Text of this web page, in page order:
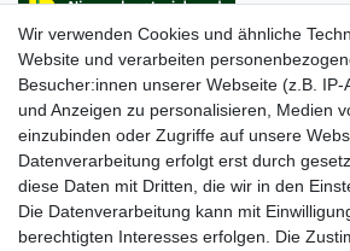
Social Media
Wir verwenden Cookies und ähnliche
Website und verarbeiten
Besucher:innen unserer Webseite (z.B.
und Anzeigen zu personalisieren, Medien
einzubinden oder Zugriffe auf unsere
Datenverarbeitung erfolgt erst durch
diese Daten mit Dritten, die wir in den
Die Datenverarbeitung kann mit
berechtigten Interesses erfolgen. Die